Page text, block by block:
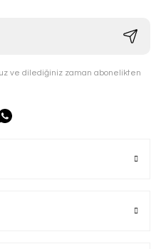
ve dilediğiniz zaman abonelikten